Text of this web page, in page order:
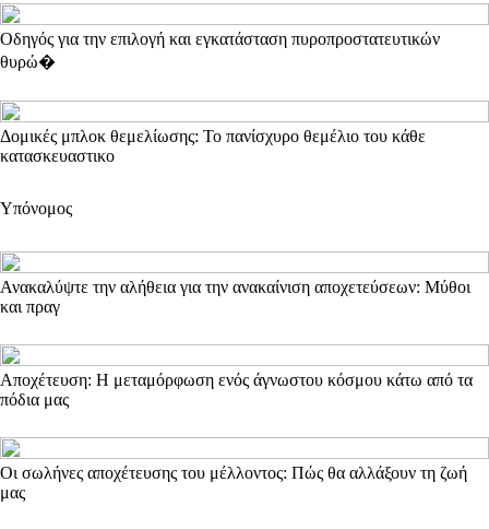
Οδηγός για την επιλογή και εγκατάσταση πυροπροστατευτικών
θυρώ�
Δομικές μπλοκ θεμελίωσης: Το πανίσχυρο θεμέλιο του κάθε
κατασκευαστικο
Υπόνομος
Ανακαλύψτε την αλήθεια για την ανακαίνιση αποχετεύσεων: Μύθοι
και πραγ
Αποχέτευση: Η μεταμόρφωση ενός άγνωστου κόσμου κάτω από τα
πόδια μας
Οι σωλήνες αποχέτευσης του μέλλοντος: Πώς θα αλλάξουν τη ζωή
μας